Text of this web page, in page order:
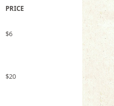
PRICE
$6
$20